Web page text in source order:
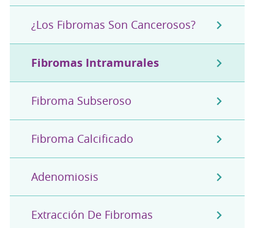
¿Los Fibromas Son Cancerosos?
Fibromas Intramurales
Fibroma Subseroso
Fibroma Calcificado
Adenomiosis
Extracción De Fibromas